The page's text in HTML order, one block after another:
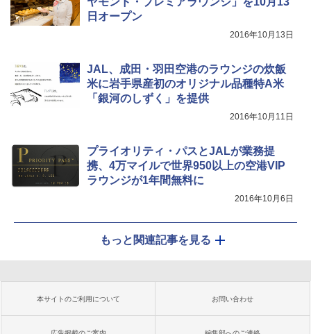
日オープン
2016年10月13日
JAL、成田・羽田空港のラウンジの炊飯
米に岩手県産初のオリジナル品種特A米
「銀河のしずく」を提供
2016年10月11日
プライオリティ・パスとJALが業務提
携、4万マイルで世界950以上の空港VIP
ラウンジが1年間無料に
2016年10月6日
もっと関連記事を見る
本サイトのご利用について お問い合わせ